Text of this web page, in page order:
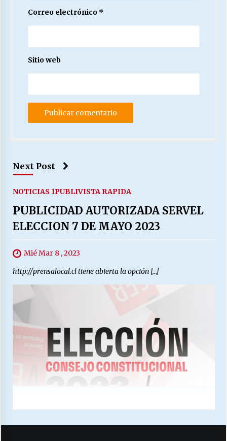
Correo electrónico *
Sitio web
Next Post
NOTICIAS 1PUBLIVISTA RAPIDA
PUBLICIDAD AUTORIZADA SERVEL
ELECCION 7 DE MAYO 2023
Mié Mar 8 , 2023
http://prensalocal.cl tiene abierta la opción […]